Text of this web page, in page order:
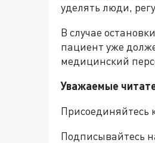
уделять люди,
В случае
пациент уже
медицинский
Уважаемые
Присоединяйтесь
Подписывайтесь